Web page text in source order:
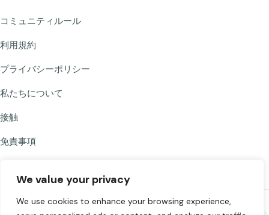
We value your privacy
We use cookies to enhance your browsing experience,
コミュニティルール
利用規約
プライバシーポリシー
私たちについて
接触
免責事項